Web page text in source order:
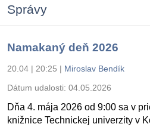
Správy
Namakaný deň 2026
20.04 | 20:25 | Miroslav Bendík
Dátum udalosti: 04.05.2026
Dňa 4. mája 2026 od 9:00 sa v
knižnice Technickej univerzity v